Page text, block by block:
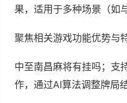
果，适用于多种场景（如
聚焦相关游戏功能优势与
中至南昌麻将有挂吗；支
作，通过AI算法调整牌局